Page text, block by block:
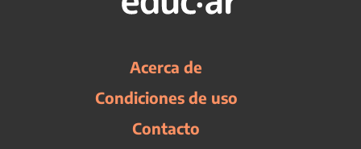
Acerca de
Condiciones de uso
Contacto